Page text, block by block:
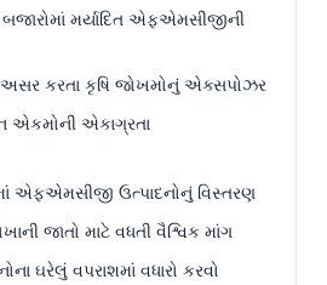
મર્યાદિત એફએમસીજીની
અસર કરતા કૃષિ જોખમોનું એક્સપોઝર
એકમોની એકાગ્રતા
એફએમસીજી ઉત્પાદનોનું વિસ્તરણ
જાતો માટે વધતી વૈશ્વિક માંગ
ઘરેલું વપરાશમાં વધારો કરવો